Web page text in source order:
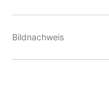
Bildnachweis